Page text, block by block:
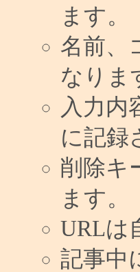
ます。
名前、
なりま
入力内
に記録
削除キ
ます。
URLは
記事中